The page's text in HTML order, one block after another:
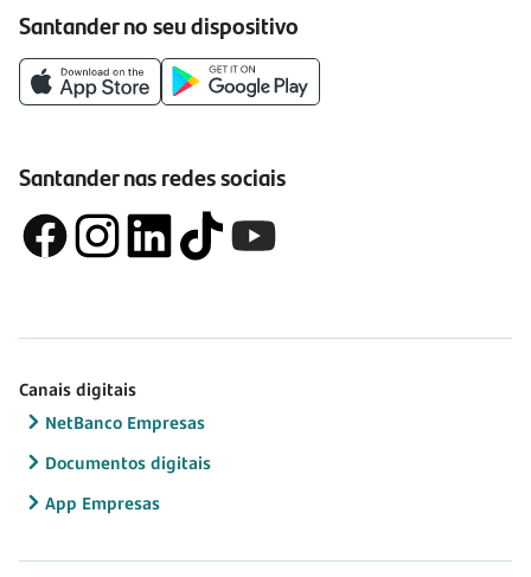
Santander no seu dispositivo
Santander nas redes sociais
Canais digitais
NetBanco Empresas
Documentos digitais
App Empresas